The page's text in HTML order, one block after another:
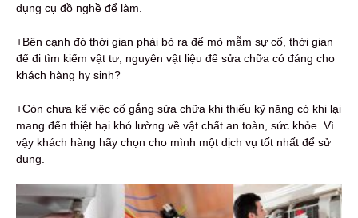
dụng cụ đồ nghề để làm.
+Bên cạnh đó thời gian phải bỏ ra để mò mẫm sự cố, thời gian
để đi tìm kiếm vật tư, nguyên vật liệu để sửa chữa có đáng cho
khách hàng hy sinh?
+Còn chưa kể việc cố gắng sửa chữa khi thiếu kỹ năng có khi lại
mang đến thiệt hại khó lường về vật chất an toàn, sức khỏe. Vì
vậy khách hàng hãy chọn cho mình một dịch vụ tốt nhất để sử
dụng.